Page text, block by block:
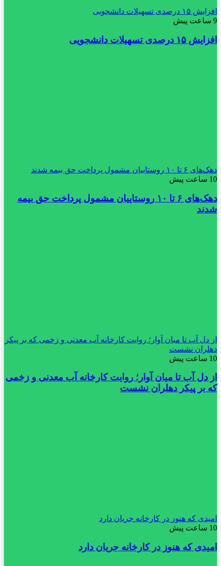
افزایش ۱۵ درصدی تسهیلات دانشجویی
9 ساعت پیش
افزایش ۱۵ درصدی تسهیلات دانشجویی
دهک‌های ۶ تا ۱۰ روستاییان مشمول پرداخت حق بیمه شدند
10 ساعت پیش
دهک‌های ۶ تا ۱۰ روستاییان مشمول پرداخت حق بیمه
شدند
از دل آب تا میان آوار؛ روایت کارخانه آب معدنی و زخمی که بر پیکر
دهلران نشست
10 ساعت پیش
از دل آب تا میان آوار؛ روایت کارخانه آب معدنی و زخمی
که بر پیکر دهلران نشست
امیدی که هنوز در کارخانه جریان دارد
10 ساعت پیش
امیدی که هنوز در کارخانه جریان دارد